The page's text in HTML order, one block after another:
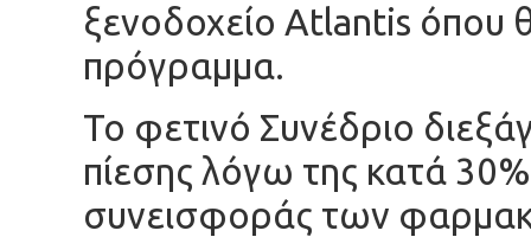
ξενοδοχείο Atlantis όπου
πρόγραμμα.
Το φετινό Συνέδριο
πίεσης λόγω της κατά
συνεισφοράς των